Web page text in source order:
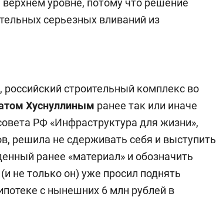
уровне, потому что решение
серьезных вливаний из
строительный комплекс во
Хуснуллиным ранее так или иначе
РФ «Инфраструктура для жизни»,
решила не сдерживать себя и выступить
ранее «материал» и обозначить
не только он) уже просил поднять
с нынешних 6 млн рублей в